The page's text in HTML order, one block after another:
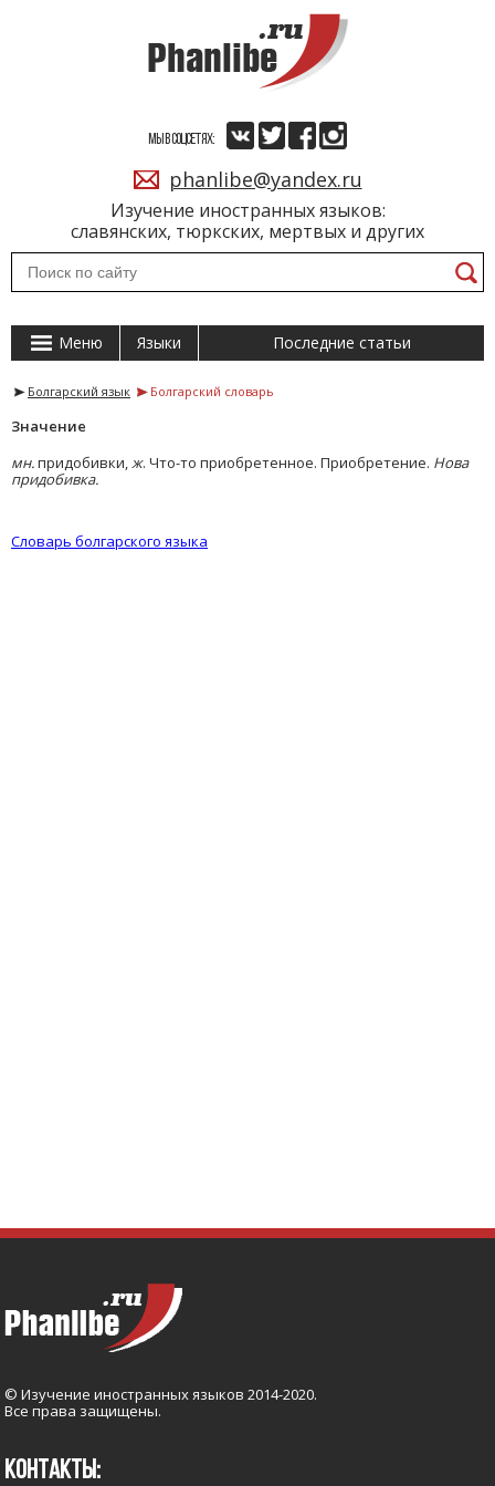
Изучение иностранных языков:
славянских, тюркских, мертвых и других
МЫ В СОЦСЕТЯХ:
phanlibe@yandex.ru
Меню Языки Последние статьи
Болгарский язык Болгарский словарь
Значение
мн.придобивки, ж. Что-то приобретенное. Приобретение. Нова
придобивка.
Словарь болгарского языка
© Изучение иностранных языков 2014-2020.
Все права защищены.
КОНТАКТЫ: